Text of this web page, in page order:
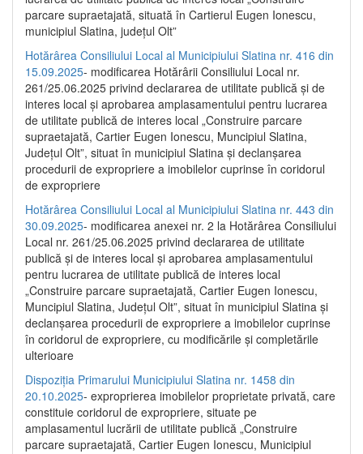
parcare supraetajată, situată în Cartierul Eugen Ionescu,
municipiul Slatina, județul Olt”
Hotărârea Consiliului Local al Municipiului Slatina nr. 416 din
15.09.2025- modificarea Hotărârii Consiliului Local nr.
261/25.06.2025 privind declararea de utilitate publică și de
interes local și aprobarea amplasamentului pentru lucrarea
de utilitate publică de interes local „Construire parcare
supraetajată, Cartier Eugen Ionescu, Muncipiul Slatina,
Județul Olt”, situat în municipiul Slatina și declanșarea
procedurii de expropriere a imobilelor cuprinse în coridorul
de expropriere
Hotărârea Consiliului Local al Municipiului Slatina nr. 443 din
30.09.2025- modificarea anexei nr. 2 la Hotărârea Consiliului
Local nr. 261/25.06.2025 privind declararea de utilitate
publică şi de interes local şi aprobarea amplasamentului
pentru lucrarea de utilitate publică de interes local
„Construire parcare supraetajată, Cartier Eugen Ionescu,
Muncipiul Slatina, Judeţul Olt”, situat în municipiul Slatina şi
declanşarea procedurii de expropriere a imobilelor cuprinse
în coridorul de expropriere, cu modificările şi completările
ulterioare
Dispoziția Primarului Municipiului Slatina nr. 1458 din
20.10.2025- exproprierea imobilelor proprietate privată, care
constituie coridorul de expropriere, situate pe
amplasamentul lucrării de utilitate publică „Construire
parcare supraetajată, Cartier Eugen Ionescu, Municipiul